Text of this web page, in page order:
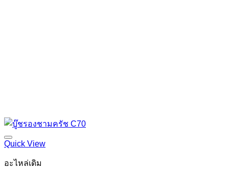
Quick View
อะไหล่เดิม